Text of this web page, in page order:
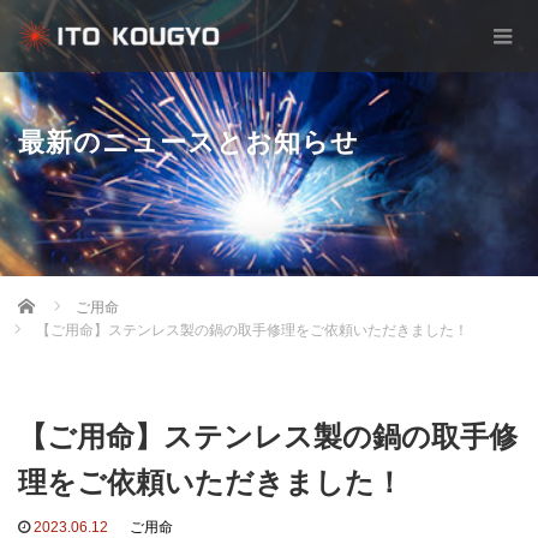
最新のニュースとお知らせ
Home
ご用命
【ご用命】ステンレス製の鍋の取手修理をご依頼いただきました！
【ご用命】ステンレス製の鍋の取手修
理をご依頼いただきました！
2023.06.12 ご用命